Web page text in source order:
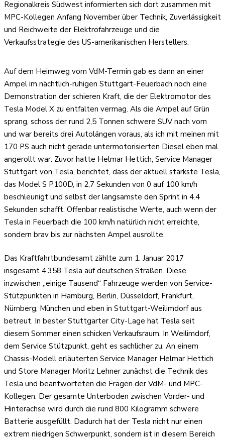
Regionalkreis Südwest informierten sich dort zusammen mit
MPC-Kollegen Anfang November über Technik, Zuverlässigkeit
und Reichweite der Elektrofahrzeuge und die
Verkaufsstrategie des US-amerikanischen Herstellers.
Auf dem Heimweg vom VdM-Termin gab es dann an einer
Ampel im nächtlich-ruhigen Stuttgart-Feuerbach noch eine
Demonstration der schieren Kraft, die der Elektromotor des
Tesla Model X zu entfalten vermag. Als die Ampel auf Grün
sprang, schoss der rund 2,5 Tonnen schwere SUV nach vorn
und war bereits drei Autolängen voraus, als ich mit meinen mit
170 PS auch nicht gerade untermotorisierten Diesel eben mal
angerollt war. Zuvor hatte Helmar Hettich, Service Manager
Stuttgart von Tesla, berichtet, dass der aktuell stärkste Tesla,
das Model S P100D, in 2,7 Sekunden von 0 auf 100 km/h
beschleunigt und selbst der langsamste den Sprint in 4.4
Sekunden schafft. Offenbar realistische Werte, auch wenn der
Tesla in Feuerbach die 100 km/h natürlich nicht erreichte,
sondern brav bis zur nächsten Ampel ausrollte.
Das Kraftfahrtbundesamt zählte zum 1. Januar 2017
insgesamt 4.358 Tesla auf deutschen Straßen. Diese
inzwischen „einige Tausend“ Fahrzeuge werden von Service-
Stützpunkten in Hamburg, Berlin, Düsseldorf, Frankfurt,
Nürnberg, München und eben in Stuttgart-Weilimdorf aus
betreut. In bester Stuttgarter City-Lage hat Tesla seit
diesem Sommer einen schicken Verkaufsraum. In Weilimdorf,
dem Service Stützpunkt, geht es sachlicher zu. An einem
Chassis-Modell erläuterten Service Manager Helmar Hettich
und Store Manager Moritz Lehner zunächst die Technik des
Tesla und beantworteten die Fragen der VdM- und MPC-
Kollegen. Der gesamte Unterboden zwischen Vorder- und
Hinterachse wird durch die rund 800 Kilogramm schwere
Batterie ausgefüllt. Dadurch hat der Tesla nicht nur einen
extrem niedrigen Schwerpunkt, sondern ist in diesem Bereich